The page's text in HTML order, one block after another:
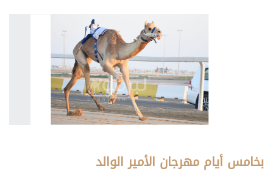
بخامس أيام مهرجان الأمير الوالد